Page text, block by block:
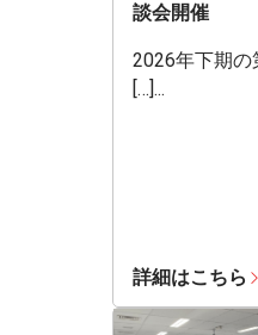
談会開催
2026年下期の
[…]...
詳細はこちら